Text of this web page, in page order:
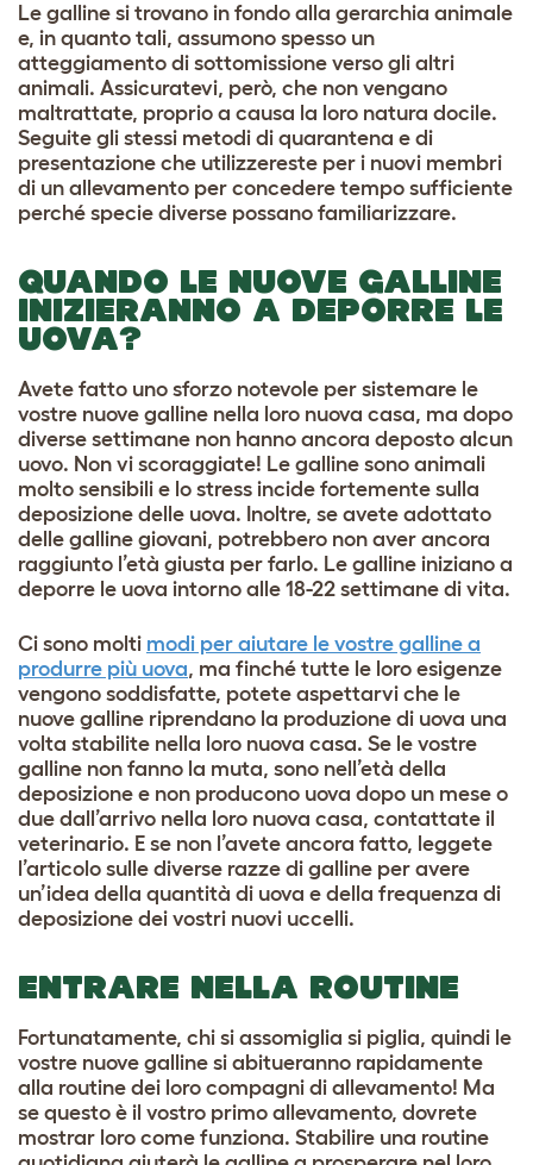
Le galline si trovano in fondo alla gerarchia animale
e, in quanto tali, assumono spesso un
atteggiamento di sottomissione verso gli altri
animali. Assicuratevi, però, che non vengano
maltrattate, proprio a causa la loro natura docile.
Seguite gli stessi metodi di quarantena e di
presentazione che utilizzereste per i nuovi membri
di un allevamento per concedere tempo sufficiente
perché specie diverse possano familiarizzare.
QUANDO LE NUOVE GALLINE
INIZIERANNO A DEPORRE LE
UOVA?
Avete fatto uno sforzo notevole per sistemare le
vostre nuove galline nella loro nuova casa, ma dopo
diverse settimane non hanno ancora deposto alcun
uovo. Non vi scoraggiate! Le galline sono animali
molto sensibili e lo stress incide fortemente sulla
deposizione delle uova. Inoltre, se avete adottato
delle galline giovani, potrebbero non aver ancora
raggiunto l’età giusta per farlo. Le galline iniziano a
deporre le uova intorno alle 18-22 settimane di vita.
Ci sono molti modi per aiutare le vostre galline a
produrre più uova, ma finché tutte le loro esigenze
vengono soddisfatte, potete aspettarvi che le
nuove galline riprendano la produzione di uova una
volta stabilite nella loro nuova casa. Se le vostre
galline non fanno la muta, sono nell’età della
deposizione e non producono uova dopo un mese o
due dall’arrivo nella loro nuova casa, contattate il
veterinario. E se non l’avete ancora fatto, leggete
l’articolo sulle diverse razze di galline per avere
un’idea della quantità di uova e della frequenza di
deposizione dei vostri nuovi uccelli.
ENTRARE NELLA ROUTINE
Fortunatamente, chi si assomiglia si piglia, quindi le
vostre nuove galline si abitueranno rapidamente
alla routine dei loro compagni di allevamento! Ma
se questo è il vostro primo allevamento, dovrete
mostrar loro come funziona. Stabilire una routine